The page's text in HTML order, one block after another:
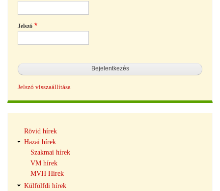
Jelszó
Jelszó visszaállítása
navigáció
Rövid hírek
Hazai hírek
Szakmai hírek
VM hírek
MVH Hírek
Külfölfdi hírek